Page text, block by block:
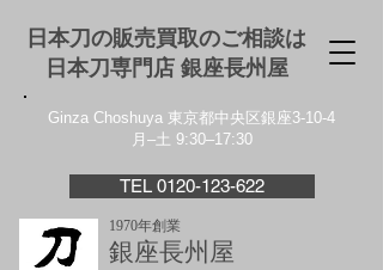
日本刀の販売買取のご相談は
日本刀専門店 銀座⻑州屋
Ginza Choshuya 東京都中央区銀座3-10-4
月–土 9:30–17:30
TEL 0120-123-622
1970年創業
銀座長州屋